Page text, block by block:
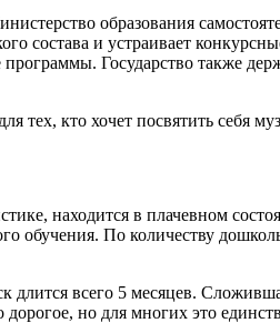
образования
состава и устраивает
Государство также
тех, кто хочет посвятить себя
находится в плачевном
обучения. По количеству
всего 5 месяцев.
но для многих это